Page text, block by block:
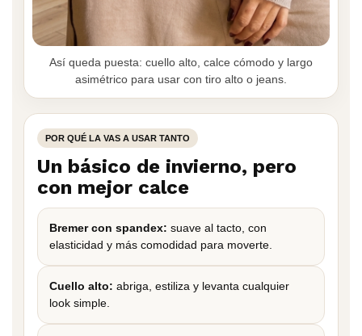
Así queda puesta: cuello alto, calce cómodo y largo
asimétrico para usar con tiro alto o jeans.
POR QUÉ LA VAS A USAR TANTO
Un básico de invierno, pero
con mejor calce
Bremer con spandex: suave al tacto, con
elasticidad y más comodidad para moverte.
Cuello alto: abriga, estiliza y levanta cualquier
look simple.